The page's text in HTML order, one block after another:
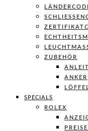
ZUBEHÖR
ANKER
LÖFFEL
SPECIALS
ROLEX